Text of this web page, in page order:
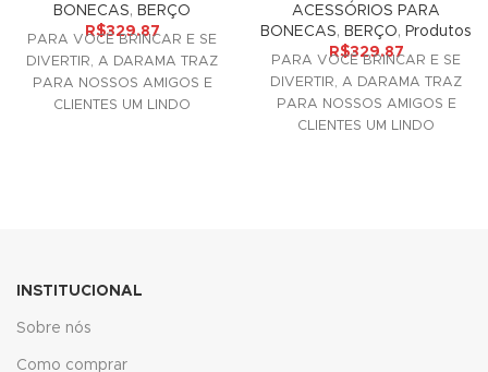
panel
panel
panel
BONECAS, BERÇO
R$329.87
PARA VOCÊ BRINCAR E SE
DIVERTIR, A DARAMA TRAZ
PARA NOSSOS AMIGOS E
CLIENTES UM LINDO
ACESSÓRIOS PARA
BONECAS, BERÇO, Produtos
R$329.87
PARA VOCÊ BRINCAR E SE
DIVERTIR, A DARAMA TRAZ
PARA NOSSOS AMIGOS E
CLIENTES UM LINDO
INSTITUCIONAL
Sobre nós
Como comprar